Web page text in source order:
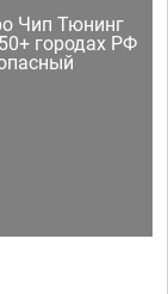
Чип Тюнинг
городах РФ